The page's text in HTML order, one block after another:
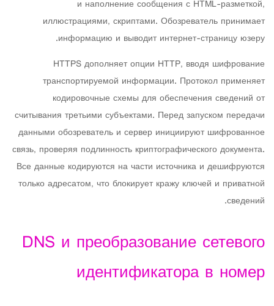
и наполнение сообщения с HTML-разметкой,
иллюстрациями, скриптами. Обозреватель принимает
информацию и выводит интернет-страницу юзеру.
HTTPS дополняет опции HTTP, вводя шифрование
транспортируемой информации. Протокол применяет
кодировочные схемы для обеспечения сведений от
считывания третьими субъектами. Перед запуском передачи
данными обозреватель и сервер инициируют шифрованное
связь, проверяя подлинность криптографического документа.
Все данные кодируются на части источника и дешифруются
только адресатом, что блокирует кражу ключей и приватной
сведений.
DNS и преобразование сетевого
идентификатора в номер